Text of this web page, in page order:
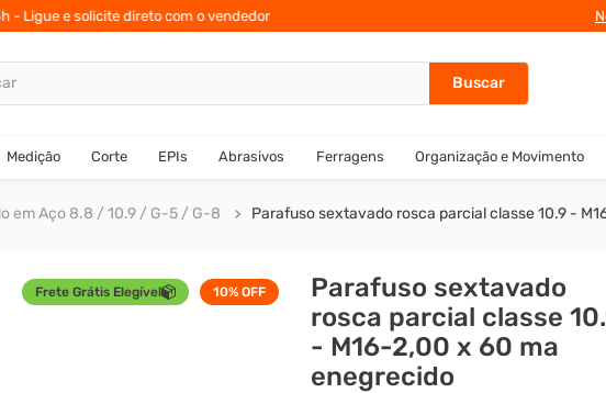
- Ligue e solicite direto com o vendedor
Medição Corte EPIs Abrasivos Ferragens Organização e Movimento
em Aço 8.8 / 10.9 / G-5 / G-8 Parafuso sextavado rosca parcial classe 10.9 -
Frete Grátis Elegível 10%OFF
Parafuso sextavado
rosca parcial classe
- M16-2,00 x 60 ma
enegrecido